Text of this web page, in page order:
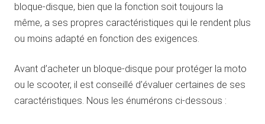
bloque-disque, bien que la fonction soit toujours la
même, a ses propres caractéristiques qui le rendent plus
ou moins adapté en fonction des exigences.
Avant d’acheter un bloque-disque pour protéger la moto
ou le scooter, il est conseillé d’évaluer certaines de ses
caractéristiques. Nous les énumérons ci-dessous :